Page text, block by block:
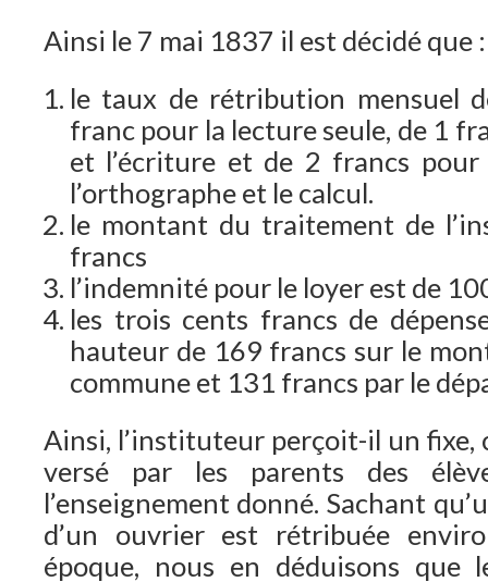
Ainsi le 7 mai 1837 il est décidé que :
le taux de rétribution mensuel
franc pour la lecture seule, de 1
et l’écriture et de 2 francs pour
l’orthographe et le calcul.
le montant du traitement de
francs
l’indemnité pour le loyer est de
les trois cents francs de
hauteur de 169 francs sur le
commune et 131 francs par le
Ainsi, l’instituteur perçoit-il un fixe,
versé par les parents des
l’enseignement donné. Sachant
d’un ouvrier est rétribuée
époque, nous en déduisons que